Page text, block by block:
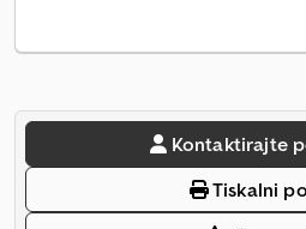
Kontaktirajte
Tiskalni